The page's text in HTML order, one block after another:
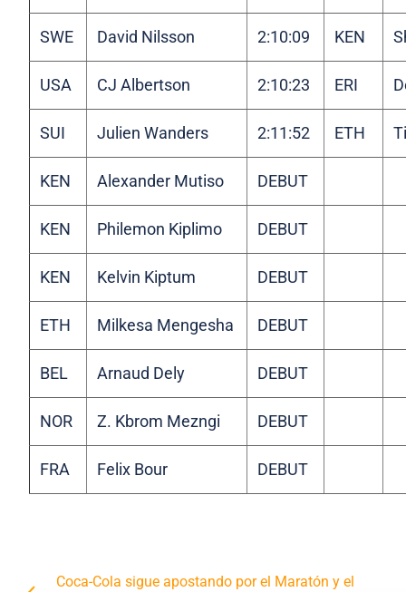
SWE David Nilsson 2:10:09 KEN
USA CJ Albertson 2:10:23 ERI
SUI Julien Wanders 2:11:52 ETH
KEN Alexander Mutiso DEBUT
KEN Philemon Kiplimo DEBUT
KEN Kelvin Kiptum DEBUT
ETH Milkesa Mengesha DEBUT
BEL Arnaud Dely DEBUT
NOR Z. Kbrom Mezngi DEBUT
FRA Felix Bour DEBUT
Coca-Cola sigue apostando por el Maratón y el